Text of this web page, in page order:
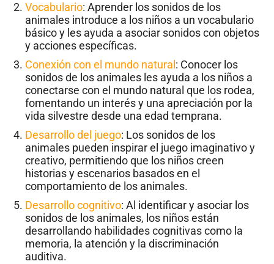
Vocabulario: Aprender los sonidos de los
animales introduce a los niños a un vocabulario
básico y les ayuda a asociar sonidos con objetos
y acciones específicas.
Conexión con el mundo natural : Conocer los
sonidos de los animales les ayuda a los niños a
conectarse con el mundo natural que los rodea,
fomentando un interés y una apreciación por la
vida silvestre desde una edad temprana.
Desarrollo del juego: Los sonidos de los
animales pueden inspirar el juego imaginativo y
creativo, permitiendo que los niños creen
historias y escenarios basados en el
comportamiento de los animales.
Desarrollo cognitivo: Al identificar y asociar los
sonidos de los animales, los niños están
desarrollando habilidades cognitivas como la
memoria, la atención y la discriminación
auditiva.